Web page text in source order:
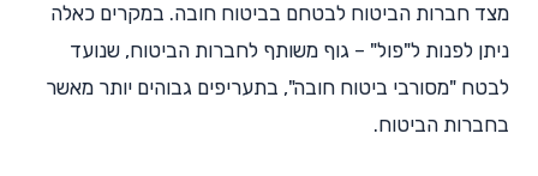
מצד חברות הביטוח לבטחם בביטוח חובה. במקרים כאלה
ניתן לפנות ל"פול" – גוף משותף לחברות הביטוח, שנועד
לבטח "מסורבי ביטוח חובה", בתעריפים גבוהים יותר מאשר
בחברות הביטוח.